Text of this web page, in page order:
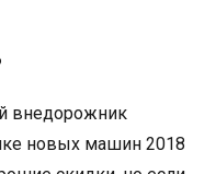
внедорожник
новых машин 2018